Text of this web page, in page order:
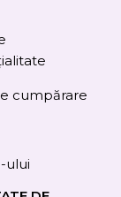
cumpărare
ului